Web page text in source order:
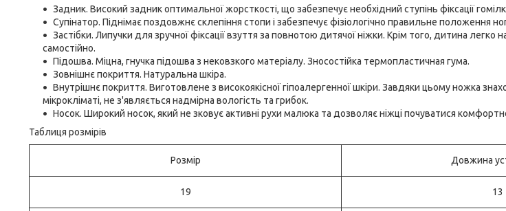
Задник. Високий задник оптимальної жорсткості, що забезпечує необхідний ступінь фіксації
Супінатор. Піднімає поздовжнє склепіння стопи і забезпечує фізіологічно правильне положення
Застібки. Липучки для зручної фіксації взуття за повнотою дитячої ніжки. Крім того, дитина легко
самостійно.
Підошва. Міцна, гнучка підошва з нековзкого матеріалу. Зносостійка термопластичная гума.
Зовнішнє покриття. Натуральна шкіра.
Внутрішнє покриття. Виготовлене з високоякісної гіпоалергенної шкіри. Завдяки цьому ножка
мікрокліматі, не з'являється надмірна вологість та грибок.
Носок. Широкий носок, який не зковує активні рухи малюка та дозволяє ніжці почуватися
Таблиця розмірів
Розмір Довжина
19 13